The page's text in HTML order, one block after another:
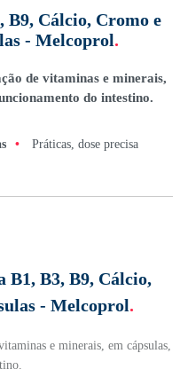
Cálcio, Cromo e
- Melcoprol.
de vitaminas e minerais,
do intestino.
•
Práticas, dose precisa
B3, B9, Cálcio,
- Melcoprol.
e minerais, em cápsulas,